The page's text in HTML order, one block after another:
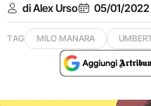
di Alex Urso 05/01/2022
TAG MILO MANARA